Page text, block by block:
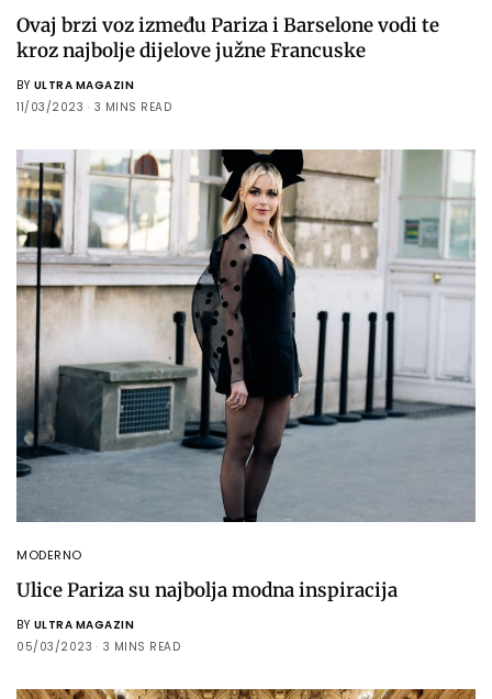
Ovaj brzi voz između Pariza i Barselone vodi te
kroz najbolje dijelove južne Francuske
BY ULTRA MAGAZIN
11/03/2023
3 MINS READ
MODERNO
Ulice Pariza su najbolja modna inspiracija
BY ULTRA MAGAZIN
05/03/2023
3 MINS READ